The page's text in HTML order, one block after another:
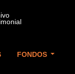
FONDOS